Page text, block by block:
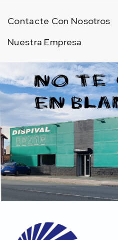
Contacte Con Nosotros
Nuestra Empresa